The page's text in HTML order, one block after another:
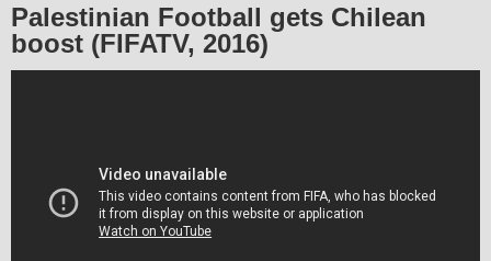
Palestinian Football gets Chilean
boost (FIFATV, 2016)